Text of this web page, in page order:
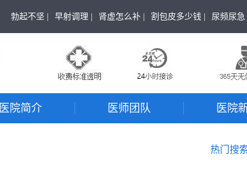
勃起不坚 | 早射调理 | 肾虚怎么补 | 割包皮多少钱 | 尿频尿急 |
医院简介 医师团队 医院
热门搜索